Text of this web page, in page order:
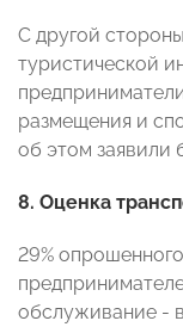
С другой
туристической
размещения и
об этом заявили
8. Оценка
29%
обслуживание -